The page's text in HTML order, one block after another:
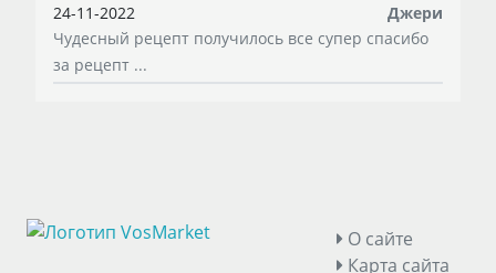
24-11-2022
Джери
Чудесный рецепт получилось все супер спасибо
за рецепт ...
О сайте
Карта сайта